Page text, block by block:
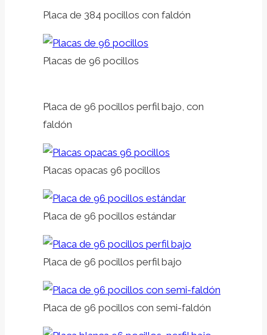
Placa de 384 pocillos con faldón
Placas de 96 pocillos
Placa de 96 pocillos perfil bajo, con
faldón
Placas opacas 96 pocillos
Placa de 96 pocillos estándar
Placa de 96 pocillos perfil bajo
Placa de 96 pocillos con semi-faldón